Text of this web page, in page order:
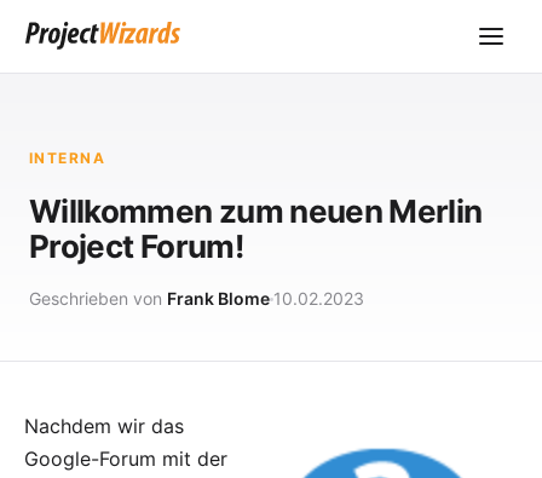
INTERNA
Willkommen zum neuen Merlin
Project Forum!
Geschrieben von Frank Blome 10.02.2023
Nachdem wir das
Google-Forum mit der